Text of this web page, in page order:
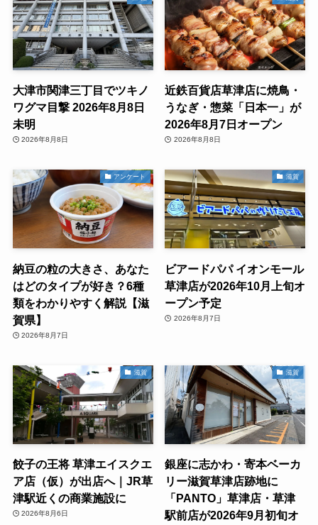
大津市関津三丁目でツキノ
ワグマ目撃 2026年8月8日
未明
2026年8月8日
近鉄百貨店草津店に焼鳥・
うなぎ・惣菜「日本一」が
2026年8月7日オープン
2026年8月8日
アンケート
納豆の粒の大きさ、あなた
はどのタイプが好き？6種
類をわかりやすく解説【滋
賀県】
2026年8月7日
滋賀
ビアードパパ イオンモール
草津店が2026年10月上旬オ
ープン予定
2026年8月7日
滋賀
餃子の王将 草津エイスクエ
ア店（仮）が出店へ｜JR草
津駅近くの商業施設に
2026年8月6日
滋賀
銀座に志かわ・寄本ベーカ
リー滋賀草津店跡地に
「PANTO」草津店・草津
駅前店が2026年9月初旬オ